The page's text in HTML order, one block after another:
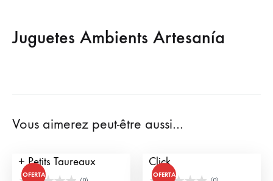
Juguetes Ambients Artesanía
Vous aimerez peut-être aussi…
OFERTA
+ Petits Taureaux
OFERTA
Click